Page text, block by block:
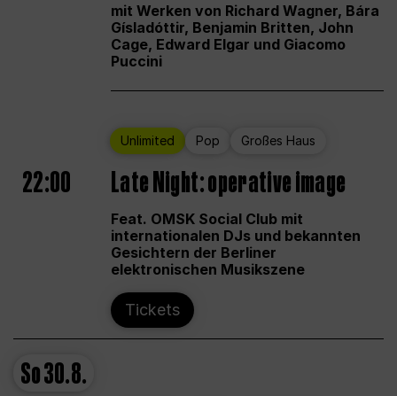
mit Werken von Richard Wagner, Bára
Gísladóttir, Benjamin Britten, John
Cage, Edward Elgar und Giacomo
Puccini
Unlimited Pop Großes Haus
22:00 Late Night: operative image
Feat. OMSK Social Club mit
internationalen DJs und bekannten
Gesichtern der Berliner
elektronischen Musikszene
Tickets
So30.8.